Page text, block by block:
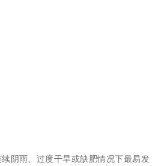
阴雨、过度干旱或缺肥情况下最易发